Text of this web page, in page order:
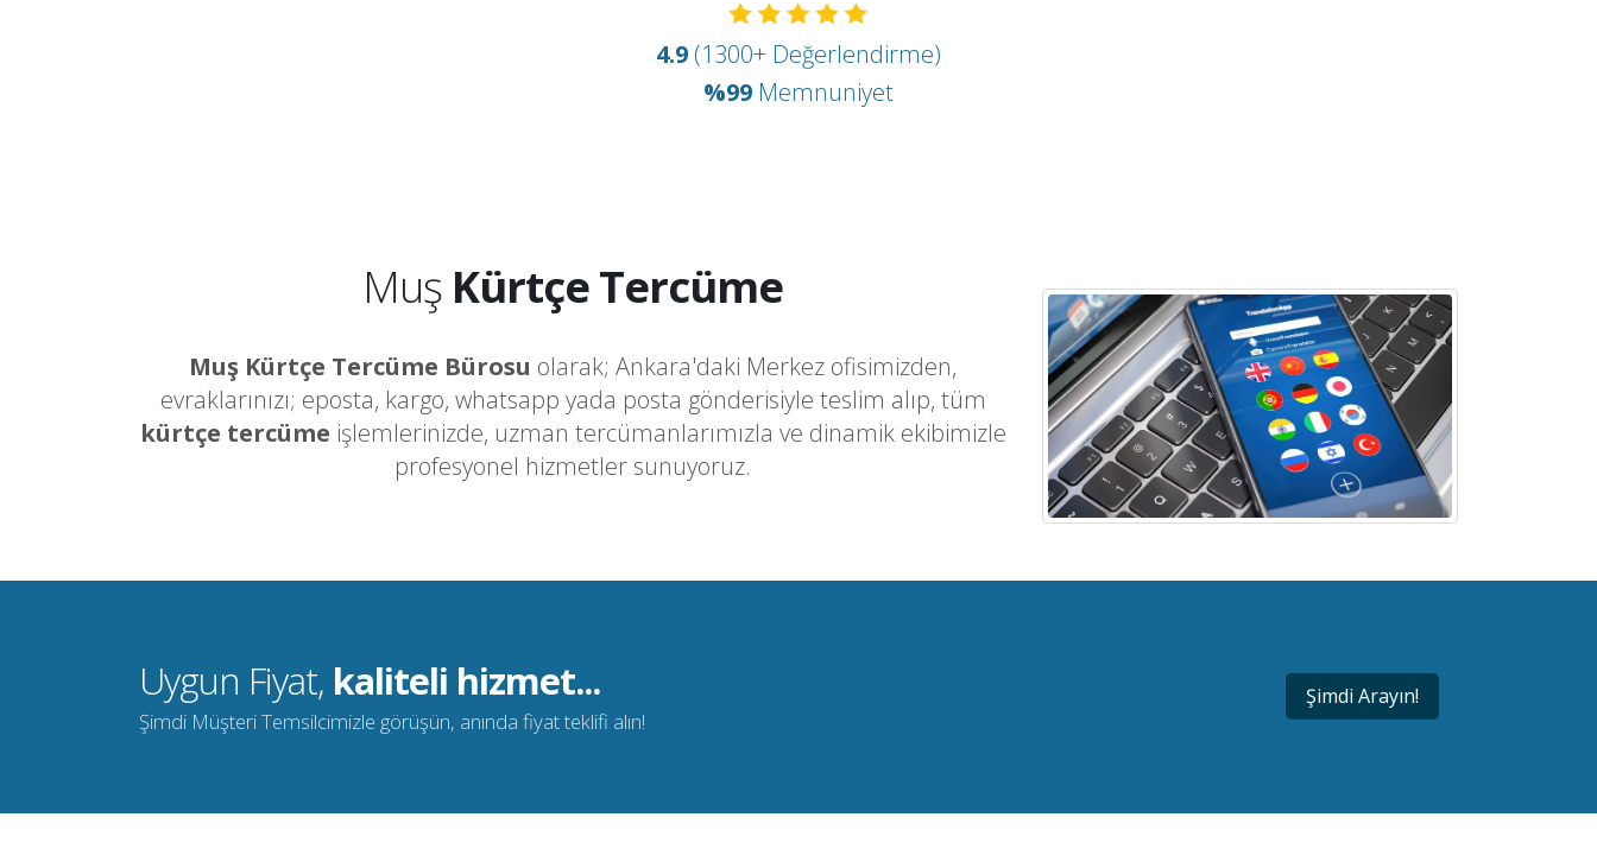
4.9 (1300+ Değerlendirme)
%99 Memnuniyet
Muş Kürtçe Tercüme
Muş Kürtçe Tercüme Bürosu olarak; Ankara'daki Merkez ofisimizden,
evraklarınızı; eposta, kargo, whatsapp yada posta gönderisiyle teslim alıp, tüm
kürtçe tercüme işlemlerinizde, uzman tercümanlarımızla ve dinamik ekibimizle
profesyonel hizmetler sunuyoruz.
Uygun Fiyat, kaliteli hizmet...
Şimdi Müşteri Temsilcimizle görüşün, anında fiyat teklifi alın!
Şimdi Arayın!